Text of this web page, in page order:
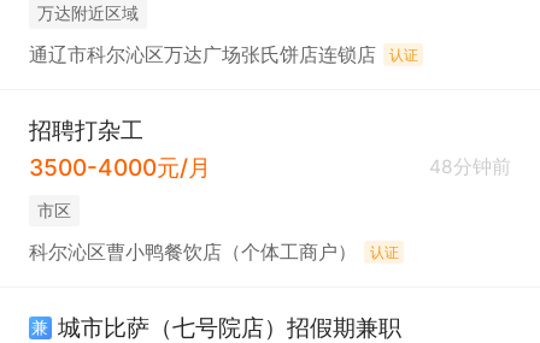
万达附近区域
通辽市科尔沁区万达广场张氏饼店连锁店 认证
招聘打杂工
3500-4000元/月
48分钟前
市区
科尔沁区曹小鸭餐饮店（个体工商户） 认证
兼 城市比萨（七号院店）招假期兼职